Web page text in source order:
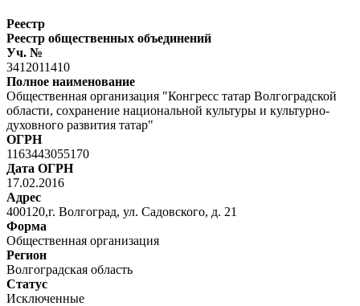
Реестр
Реестр общественных объединений
Уч. №
3412011410
Полное наименование
Общественная организация "Конгресс татар Волгоградской
области, сохранение национальной культуры и культурно-
духовного развития татар"
ОГРН
1163443055170
Дата ОГРН
17.02.2016
Адрес
400120,г. Волгоград, ул. Садовского, д. 21
Форма
Общественная организация
Регион
Волгоградская область
Статус
Исключенные